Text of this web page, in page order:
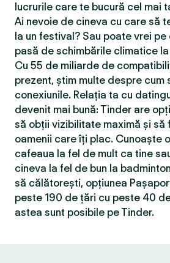
lucrurile care te bucură cel mai
Ai nevoie de cineva cu care să
la un festival? Sau poate vrei
pasă de schimbările climatice
Cu 55 de miliarde de
prezent, știm multe despre cum
conexiunile. Relația ta cu
devenit mai bună: Tinder are
să obții vizibilitate maximă și să
oamenii care îți plac. Cunoaște
cafeaua la fel de mult ca tine
cineva la fel de bun la
să călătorești, opțiunea
peste 190 de țări cu peste 40
astea sunt posibile pe Tinder.